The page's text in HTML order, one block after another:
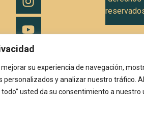
su experiencia de navegación,
personalizados y analizar nuestro tráfico. Al
todo” usted da su consentimiento a nuestro